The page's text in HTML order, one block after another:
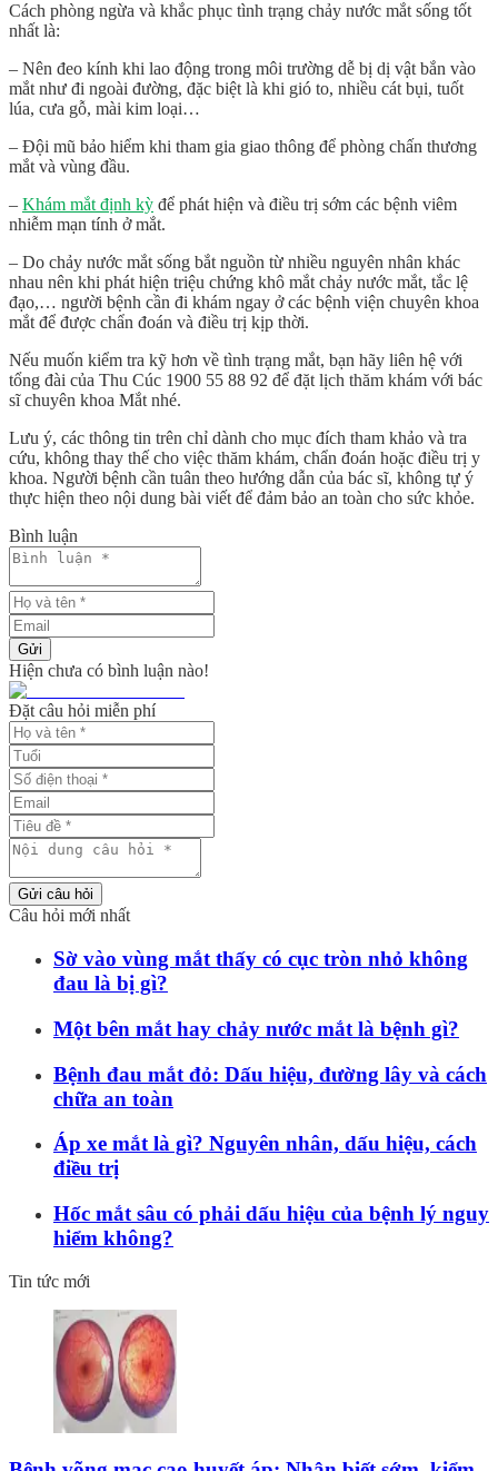
Cách phòng ngừa và khắc phục tình trạng chảy nước mắt sống tốt
nhất là:
– Nên đeo kính khi lao động trong môi trường dễ bị dị vật bắn vào
mắt như đi ngoài đường, đặc biệt là khi gió to, nhiều cát bụi, tuốt
lúa, cưa gỗ, mài kim loại…
– Đội mũ bảo hiểm khi tham gia giao thông để phòng chấn thương
mắt và vùng đầu.
– Khám mắt định kỳ để phát hiện và điều trị sớm các bệnh viêm
nhiễm mạn tính ở mắt.
– Do chảy nước mắt sống bắt nguồn từ nhiều nguyên nhân khác
nhau nên khi phát hiện triệu chứng khô mắt chảy nước mắt, tắc lệ
đạo,… người bệnh cần đi khám ngay ở các bệnh viện chuyên khoa
mắt để được chẩn đoán và điều trị kịp thời.
Nếu muốn kiểm tra kỹ hơn về tình trạng mắt, bạn hãy liên hệ với
tổng đài của Thu Cúc 1900 55 88 92 để đặt lịch thăm khám với bác
sĩ chuyên khoa Mắt nhé.
Lưu ý, các thông tin trên chỉ dành cho mục đích tham khảo và tra
cứu, không thay thế cho việc thăm khám, chẩn đoán hoặc điều trị y
khoa. Người bệnh cần tuân theo hướng dẫn của bác sĩ, không tự ý
thực hiện theo nội dung bài viết để đảm bảo an toàn cho sức khỏe.
Bình luận
Gửi
Hiện chưa có bình luận nào!
Đặt câu hỏi miễn phí
Gửi câu hỏi
Câu hỏi mới nhất
Sờ vào vùng mắt thấy có cục tròn nhỏ không
đau là bị gì?
Một bên mắt hay chảy nước mắt là bệnh gì?
Bệnh đau mắt đỏ: Dấu hiệu, đường lây và cách
chữa an toàn
Áp xe mắt là gì? Nguyên nhân, dấu hiệu, cách
điều trị
Hốc mắt sâu có phải dấu hiệu của bệnh lý nguy
hiểm không?
Tin tức mới